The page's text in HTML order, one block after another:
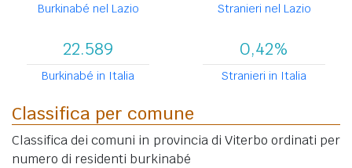
Burkinabé nel Lazio Stranieri nel Lazio
22.589
Burkinabé in Italia
0,42%
Stranieri in Italia
Classifica per comune
Classifica dei comuni in provincia di Viterbo ordinati per
numero di residenti burkinabé